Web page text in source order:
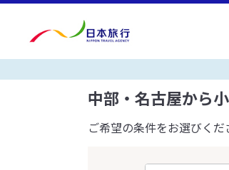
中部・名古屋から
ご希望の条件をお選びくだ